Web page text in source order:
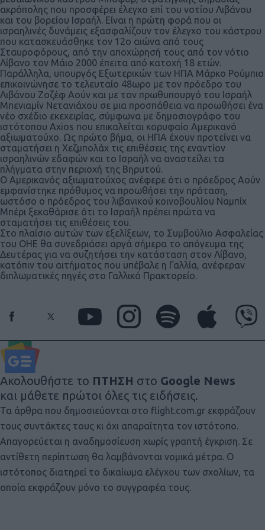
ακρόπολης που προσφέρει έλεγχο επί του νοτίου Λιβάνου
και του βορείου Ισραήλ. Είναι η πρώτη φορά που οι
ισραηλινές δυνάμεις εξασφαλίζουν τον έλεγχο του κάστρου
που κατασκευάσθηκε τον 12ο αιώνα από τους
Σταυροφόρους, από την αποχώρησή τους από τον νότιο
Λίβανο τον Μάιο 2000 έπειτα από κατοχή 18 ετών.
Παράλληλα, υπουργός Εξωτερικών των ΗΠΑ Μάρκο Ρούμπιο
επικοινώνησε το τελευταίο 48ωρο με τον πρόεδρο του
Λιβάνου Ζοζέφ Αούν και με τον πρωθυπουργό του Ισραήλ
Μπενιαμίν Νετανιάχου σε μια προσπάθεια να προωθήσει ένα
νέο σχέδιο εκεχειρίας, σύμφωνα με δημοσιογράφο του
ιστότοπου Axios που επικαλείται κορυφαίο Αμερικανό
αξιωματούχο. Ως πρώτο βήμα, οι ΗΠΑ έχουν προτείνει να
σταματήσει η Χεζμπολάχ τις επιθέσεις της εναντίον
ισραηλινών εδαφών και το Ισραήλ να αναστείλει τα
πλήγματα στην περιοχή της Βηρυτού.
Ο Αμερικανός αξιωματούχος ανέφερε ότι ο πρόεδρος Αούν
εμφανίστηκε πρόθυμος να προωθήσει την πρόταση,
ωστόσο ο πρόεδρος του λιβανικού κοινοβουλίου Ναμπίχ
Μπέρι ξεκαθάρισε ότι το Ισραήλ πρέπει πρώτα να
σταματήσει τις επιθέσεις του.
Στο πλαίσιο αυτών των εξελίξεων, το Συμβούλιο Ασφαλείας
του ΟΗΕ θα συνεδριάσει αργά σήμερα το απόγευμα της
Δευτέρας για να συζητήσει την κατάσταση στον Λίβανο,
κατόπιν του αιτήματος που υπέβαλε η Γαλλία, ανέφεραν
διπλωματικές πηγές στο Γαλλικό Πρακτορείο.
Ακολουθήστε το ΠΤΗΣΗ στο Google News
και μάθετε πρώτοι όλες τις ειδήσεις.
Τα άρθρα που δημοσιεύονται στο flight.com.gr εκφράζουν
τους συντάκτες τους κι όχι απαραίτητα τον ιστότοπο.
Απαγορεύεται η αναδημοσίευση χωρίς γραπτή έγκριση. Σε
αντίθετη περίπτωση θα λαμβάνονται νομικά μέτρα. Ο
ιστότοπος διατηρεί το δικαίωμα ελέγχου των σχολίων, τα
οποία εκφράζουν μόνο το συγγραφέα τους.